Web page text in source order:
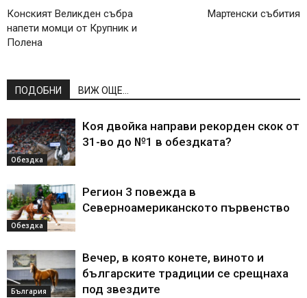
Конският Великден събра
напети момци от Крупник и
Полена
Мартенски събития
ПОДОБНИ ВИЖ ОЩЕ...
Обездка
Коя двойка направи рекорден скок от
31-во до №1 в обездката?
Обездка
Регион 3 повежда в
Северноамериканското първенство
България
Вечер, в която конете, виното и
българските традиции се срещнаха
под звездите